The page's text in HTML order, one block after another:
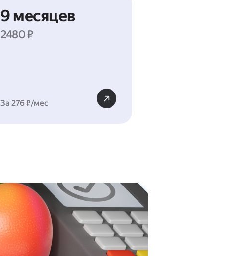
9 месяцев
2480 ₽
За 276 ₽/мес